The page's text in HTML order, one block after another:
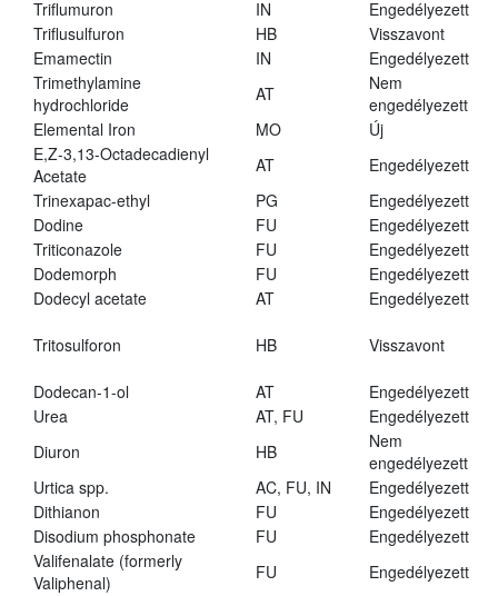
Triflumuron
IN
Engedélyezett
Triflusulfuron
HB
Visszavont
Emamectin
IN
Engedélyezett
Trimethylamine
hydrochloride
AT
Nem
engedélyezett
Elemental Iron
MO
Új
E,Z-3,13-Octadecadienyl
Acetate
AT
Engedélyezett
Trinexapac-ethyl
PG
Engedélyezett
Dodine
FU
Engedélyezett
Triticonazole
FU
Engedélyezett
Dodemorph
FU
Engedélyezett
Dodecyl acetate
AT Engedélyezett
Tritosulforon HB Visszavont
Dodecan-1-ol AT
Engedélyezett
Urea
AT, FU
Engedélyezett
Diuron
HB
Nem
engedélyezett
Urtica spp.
AC, FU, IN
Engedélyezett
Dithianon
FU
Engedélyezett
Disodium phosphonate
FU
Engedélyezett
Valifenalate (formerly
Valiphenal)
FU Engedélyezett